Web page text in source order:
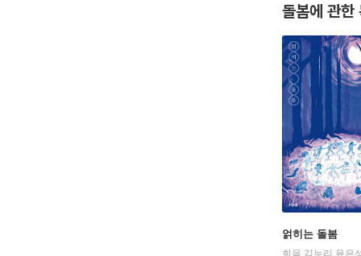
돌봄에 관한
얽히는 돌봄